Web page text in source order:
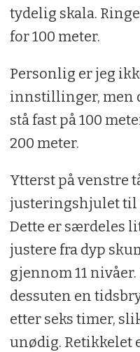
tydelig skala.
for 100 meter.
Personlig er jeg
innstillinger, men
stå fast på 100
200 meter.
Ytterst på venstre
justeringshjulet til
Dette er særdeles
justere fra dyp
gjennom 11
dessuten en
etter seks timer,
unødig. Retikkelet